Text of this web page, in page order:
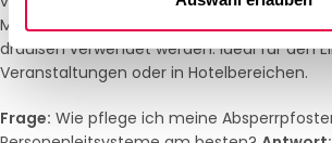
Materialien gefertigt und können sowohl
draußen verwendet werden. Ideal für den
Veranstaltungen oder in Hotelbereichen.
Frage: Wie pflege ich meine